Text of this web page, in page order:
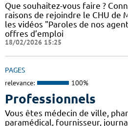
Que souhaitez-vous faire ?
raisons de rejoindre le CHU de
les vidéos "Paroles de nos
offres d’emploi
18/02/2026 15:25
PAGES
relevance: 100%
Professionnels
Vous êtes médecin de ville,
paramédical, fournisseur,